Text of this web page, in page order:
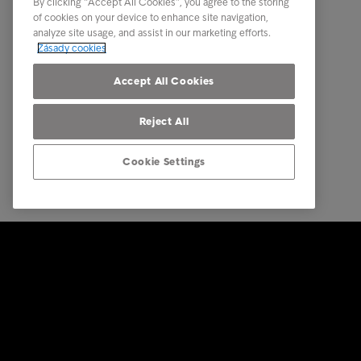
Tohle je Intrum
Kontakt
of cookies on your device to enhance site navigation,
analyze site usage, and assist in our marketing efforts.
Zásady cookies
Accept All Cookies
Reject All
Cookie Settings